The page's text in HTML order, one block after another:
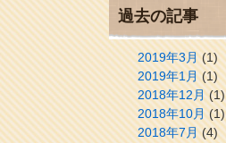
過去の記事
2019年3月(1)
2019年1月(1)
2018年12月(1)
2018年10月(1)
2018年7月(4)